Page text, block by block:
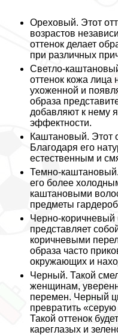
Ореховый. Этот
возрастов
оттенок делает
при различных
Светло-
оттенок кожа лица
ухоженной и
образа
добавляют к нему
эффектности.
Каштановый. Этот
Благодаря его
естественным и
Темно-каштановый.
его более
каштановыми
предметы
Черно-коричневый
представляет
коричневыми
образа часто
окружающих и
Черный. Такой
женщинам,
перемен. Черный
превратить
Такой оттенок
кареглазых и